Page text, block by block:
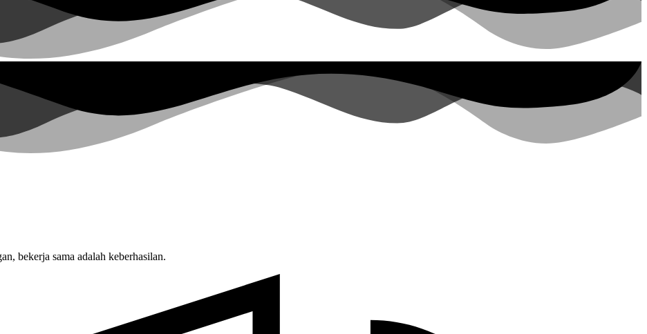
bekerja sama adalah keberhasilan.